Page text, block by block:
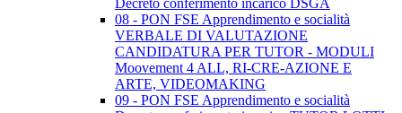
Decreto conferimento incarico DSGA
08 - PON FSE Apprendimento e socialità
VERBALE DI VALUTAZIONE
CANDIDATURA PER TUTOR - MODULI
Moovement 4 ALL, RI-CRE-AZIONE E
ARTE, VIDEOMAKING
09 - PON FSE Apprendimento e socialità